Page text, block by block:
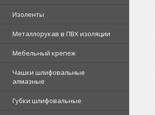
Изоленты
Металлорукав в ПВХ изоляции
Мебельный крепеж
Чашки шлифовальные
алмазные
Губки шлифовальные